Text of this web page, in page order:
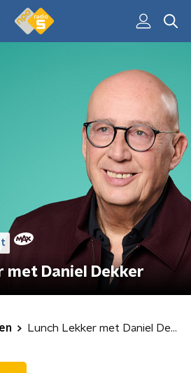
met Daniel Dekker
Lunch Lekker met Daniel Dekker